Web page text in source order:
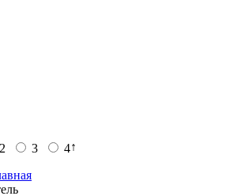
2 3 4↑